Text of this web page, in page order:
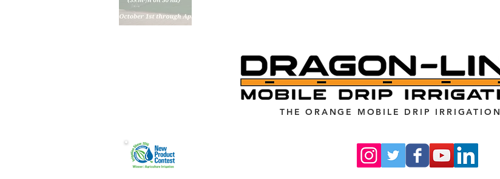
THE ORANGE MOBILE DRIP IRRIGATION